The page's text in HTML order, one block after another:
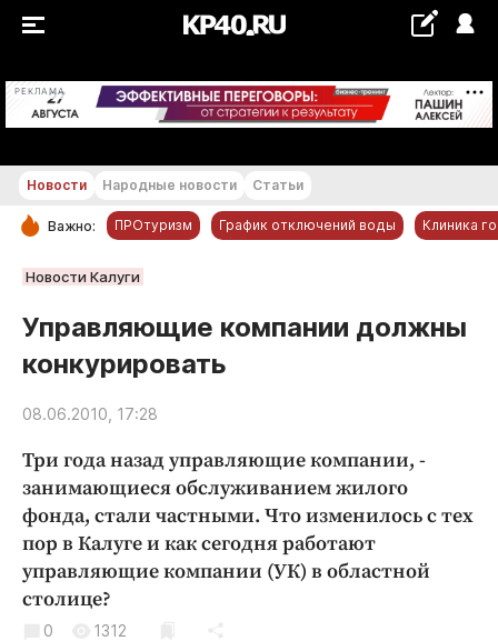
РЕКЛАМА +22...+23 °С
РУБРИКИ
Новости компаний
Статьи
Народные новости
Благоустройство
Криминал
Культура
Недвижимость и ЖКХ
Образование
Новости Народные новости Статьи
Важно: ПРОтуризм График отключений воды Клиника
Новости Калуги
Управляющие компании должны
конкурировать
08.06.2010, 17:28
Три года назад управляющие компании, ­
занимающиеся обслуживанием жилого
фонда, стали частными. Что изменилось с тех
пор в Калуге и как сегодня работают
управляющие компании (УК) в областной
столице?
0 1312